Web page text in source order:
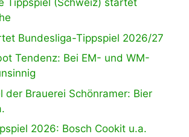
Tippspiel (Schweiz) startet
Bundesliga-Tippspiel 2026/27
Tendenz: Bei EM- und WM-
der Brauerei Schönramer: Bier
2026: Bosch Cookit u.a.